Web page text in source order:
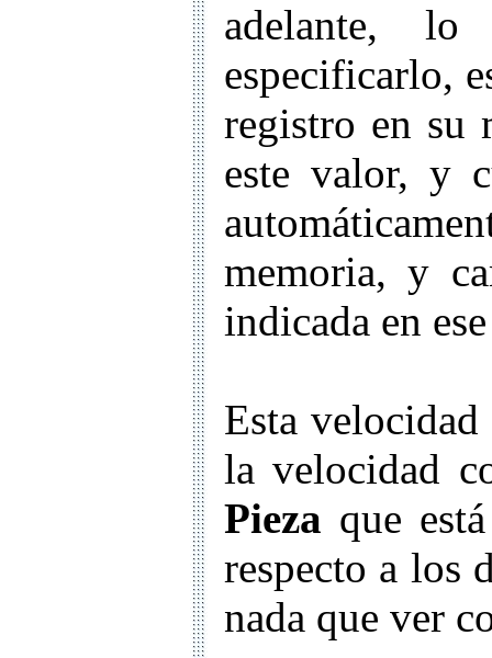
adelante,
especificarlo,
registro en su
este valor, y
memoria, y
indicada en
Esta
la velocidad
Pieza que
respecto a los
nada que ver